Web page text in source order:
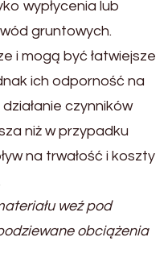
wypłycenia lub
gruntowych.
i mogą być łatwiejsze
ich odporność na
czynników
niż w przypadku
na trwałość i koszty
weź pod
obciążenia